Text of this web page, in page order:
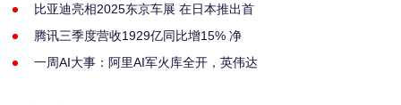
比亚迪亮相2025东京车展 在日本推出首
腾讯三季度营收1929亿同比增15% 净
一周AI大事：阿里AI军火库全开，英伟达